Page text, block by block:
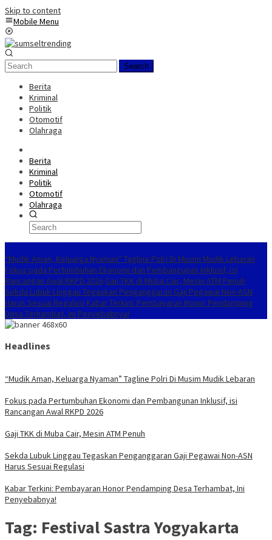
Skip to content
Mobile Menu
Search
Berita
Kriminal
Politik
Otomotif
Olahraga
Berita
Kriminal
Politik
Otomotif
Olahraga
“Mudik Aman, Keluarga Nyaman” Tagline Polri Di Musim Mudik Lebaran
Fokus pada Pertumbuhan Ekonomi dan Pembangunan Inklusif, isi
Rancangan Awal RKPD 2026 Gaji TKK di Muba Cair, Mesin ATM Penuh
Sekda Lubuk Linggau Tegaskan Penganggaran Gaji Pegawai Non-ASN
Harus Sesuai Regulasi Kabar Terkini: Pembayaran Honor Pendamping
Desa Terhambat, Ini Penyebabnya!
Headlines
“Mudik Aman, Keluarga Nyaman” Tagline Polri Di Musim Mudik Lebaran
Fokus pada Pertumbuhan Ekonomi dan Pembangunan Inklusif, isi
Rancangan Awal RKPD 2026
Gaji TKK di Muba Cair, Mesin ATM Penuh
Sekda Lubuk Linggau Tegaskan Penganggaran Gaji Pegawai Non-ASN
Harus Sesuai Regulasi
Kabar Terkini: Pembayaran Honor Pendamping Desa Terhambat, Ini
Penyebabnya!
Tag: Festival Sastra Yogyakarta